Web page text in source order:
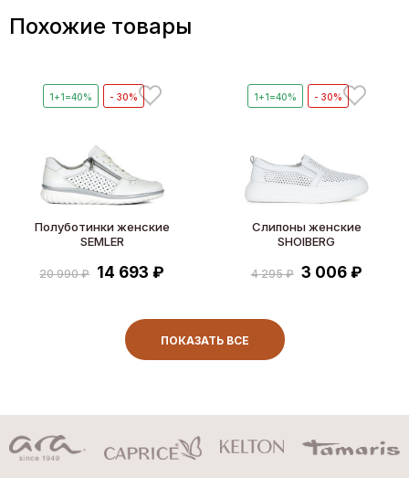
Похожие товары
1+1=40% - 30%
Полуботинки женские
SEMLER
20 990 ₽ 14 693 ₽
1+1=40% - 30%
Слипоны женские
SHOIBERG
4 295 ₽ 3 006 ₽
ПОКАЗАТЬ ВСЕ